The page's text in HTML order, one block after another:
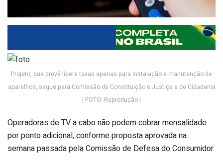
Projeto, que prevê libera taxas apenas para instalação e manutenção de
aparelhos, segue para Comissão de Constituição e Justiça e de Cidadania
| FOTO: Reprodução |
Operadoras de TV a cabo não podem cobrar mensalidade
por ponto adicional, conforme proposta aprovada na
semana passada pela Comissão de Defesa do Consumidor.